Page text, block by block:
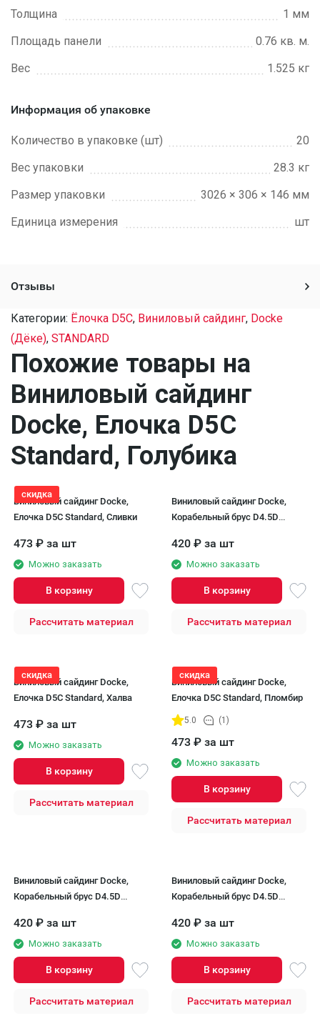
Толщина
1 мм
Площадь панели
0.76 кв. м.
Вес
1.525 кг
Информация об упаковке
Количество в упаковке (шт)
20
Вес упаковки
28.3 кг
Размер упаковки
3026 × 306 × 146 мм
Единица измерения
шт
Отзывы
Категории: Ёлочка D5C, Виниловый сайдинг, Docke
(Дёке), STANDARD
Похожие товары на
Виниловый сайдинг
Docke, Елочка D5C
Standard, Голубика
скидка
Виниловый сайдинг Docke,
Елочка D5C Standard, Сливки
473 ₽ за шт
Можно заказать
В корзину
Рассчитать материал
Виниловый сайдинг Docke,
Корабельный брус D4.5D
420 ₽ за шт
Можно заказать
В корзину
Рассчитать материал
скидка
Виниловый сайдинг Docke,
Елочка D5C Standard, Халва
473 ₽ за шт
Можно заказать
В корзину
Рассчитать материал
скидка
Виниловый сайдинг Docke,
Елочка D5C Standard, Пломбир
5.0 (1)
473 ₽ за шт
Можно заказать
В корзину
Рассчитать материал
Виниловый сайдинг Docke,
Корабельный брус D4.5D
420 ₽ за шт
Можно заказать
В корзину
Рассчитать материал
Виниловый сайдинг Docke,
Корабельный брус D4.5D
420 ₽ за шт
Можно заказать
В корзину
Рассчитать материал